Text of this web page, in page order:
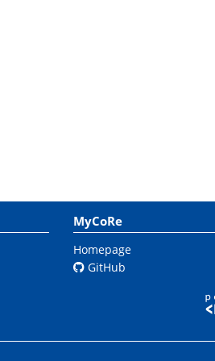
MyCoRe
Homepage
GitHub